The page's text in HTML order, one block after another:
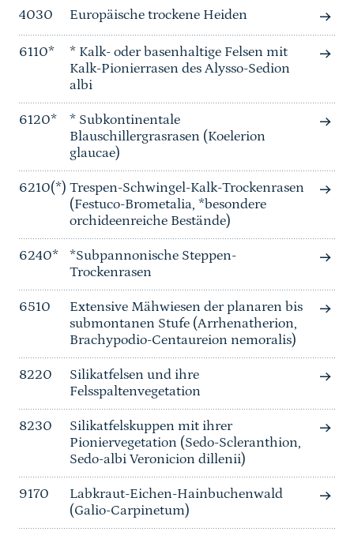
4030 Europäische trockene Heiden
6110*
* Kalk- oder basenhaltige Felsen mit
Kalk-Pionierrasen des Alysso-Sedion
albi
6120*
* Subkontinentale
Blauschillergrasrasen (Koelerion
glaucae)
6210(*) Trespen-Schwingel-Kalk-Trockenrasen
(Festuco-Brometalia, *besondere
orchideenreiche Bestände)
6240*
*Subpannonische Steppen-
Trockenrasen
6510
Extensive Mähwiesen der planaren bis
submontanen Stufe (Arrhenatherion,
Brachypodio-Centaureion nemoralis)
8220
Silikatfelsen und ihre
Felsspaltenvegetation
8230
Silikatfelskuppen mit ihrer
Pioniervegetation (Sedo-Scleranthion,
Sedo-albi Veronicion dillenii)
9170
Labkraut-Eichen-Hainbuchenwald
(Galio-Carpinetum)